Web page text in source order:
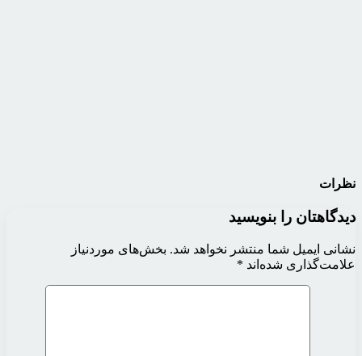
نظرات
دیدگاهتان را بنویسید
نشانی ایمیل شما منتشر نخواهد شد. بخش‌های موردنیاز
علامت‌گذاری شده‌اند *